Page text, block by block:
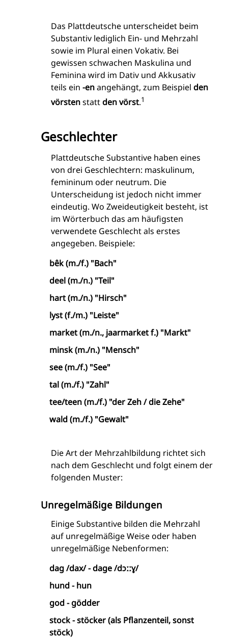
Das Plattdeutsche unterscheidet beim
Substantiv lediglich Ein- und Mehrzahl
sowie im Plural einen Vokativ. Bei
gewissen schwachen Maskulina und
Feminina wird im Dativ und Akkusativ
teils ein -enangehängt, zum Beispiel den
vörstenstattden vörst.1
Geschlechter
Plattdeutsche Substantive haben eines
von drei Geschlechtern: maskulinum,
femininum oder neutrum. Die
Unterscheidung ist jedoch nicht immer
eindeutig. Wo Zweideutigkeit besteht, ist
im Wörterbuch das am häufigsten
verwendete Geschlecht als erstes
angegeben. Beispiele:
bêk (m./f.) "Bach"
deel (m./n.) "Teil"
hart (m./n.) "Hirsch"
lyst (f./m.) "Leiste"
market (m./n., jaarmarket f.) "Markt"
minsk (m./n.) "Mensch"
see (m./f.) "See"
tal (m./f.) "Zahl"
tee/teen (m./f.) "der Zeh / die Zehe"
wald (m./f.) "Gewalt"
Die Art der Mehrzahlbildung richtet sich
nach dem Geschlecht und folgt einem der
folgenden Muster:
Unregelmäßige Bildungen
Einige Substantive bilden die Mehrzahl
auf unregelmäßige Weise oder haben
unregelmäßige Nebenformen:
dag /dax/ - dage /dɔːːɣ/
hund - hun
god - gödder
stock - stöcker (als Pflanzenteil, sonst
stöck)